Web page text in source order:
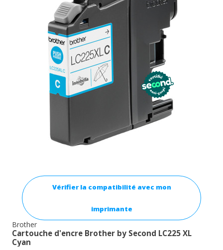
Vérifier la compatibilité avec mon
imprimante
Brother
Cartouche d'encre Brother by Second LC225 XL
Cyan